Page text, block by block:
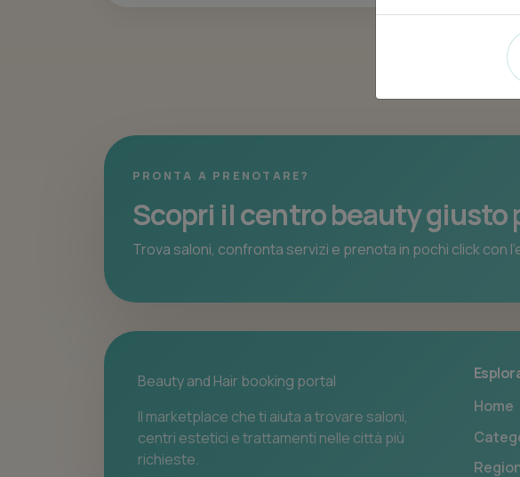
PRONTA A PRENOTARE?
Scopri il centro beauty giusto
Trova saloni, confronta servizi e prenota in pochi click con
Beauty and Hair booking portal
Il marketplace che ti aiuta a trovare saloni,
centri estetici e trattamenti nelle città più
richieste.
Home